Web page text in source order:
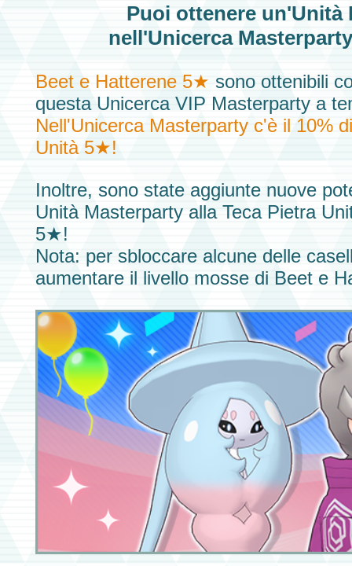
Puoi ottenere un'Unità
nell'Unicerca Masterparty
Beet e Hatterene 5★ sono ottenibili
questaUnicerca VIP Masterpartya
Nell'Unicerca Masterparty c'è il 10%
Unità 5★!
Inoltre, sono state aggiunte nuove
Unità Masterpartyalla Teca Pietra
5★!
Nota: per sbloccare alcune delle
aumentare il livello mosse di Beet e